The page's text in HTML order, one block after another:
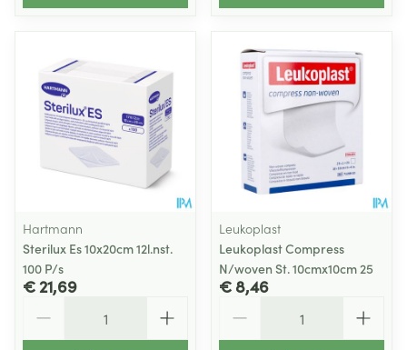
Hartmann
Sterilux Es 10x20cm 12l.nst.
100 P/s
€ 21,69
Leukoplast
Leukoplast Compress
N/woven St. 10cmx10cm 25
€ 8,46